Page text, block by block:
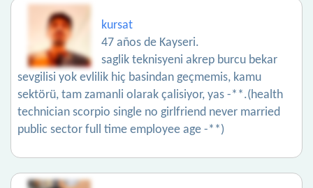
kursat
47 años de Kayseri.
saglik teknisyeni akrep burcu bekar
sevgilisi yok evlilik hiç basindan geçmemis, kamu
sektörü, tam zamanli olarak çalisiyor, yas -**.(health
technician scorpio single no girlfriend never married
public sector full time employee age -**)